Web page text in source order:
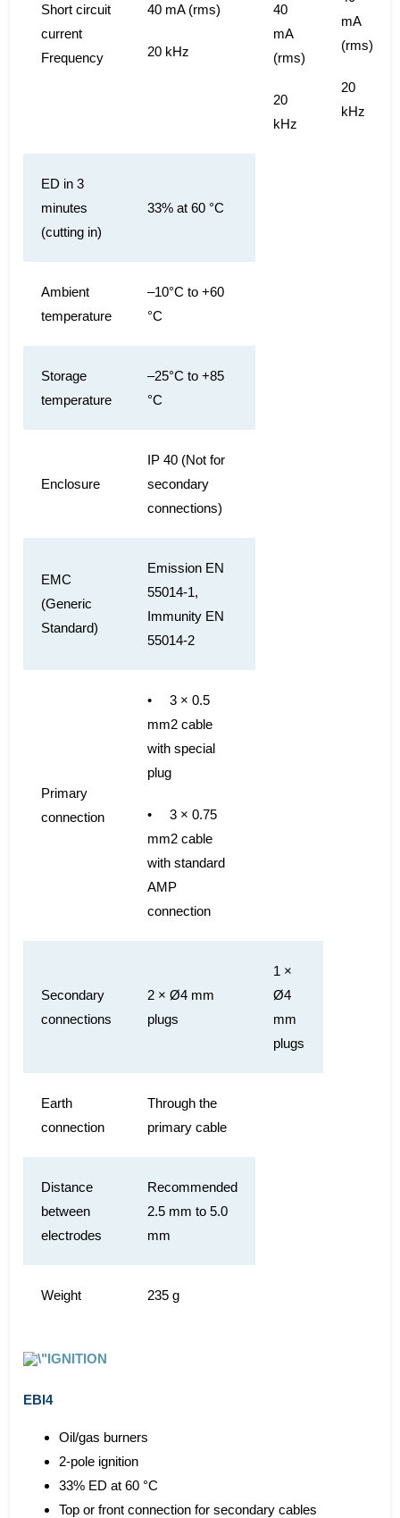
Short circuit
current
Frequency
40 mA (rms)
20 kHz
40
mA
(rms)
20
kHz
mA
(rms)
20
kHz
ED in 3
minutes
(cutting in)
33% at 60 °C
Ambient
temperature
–10°C to +60
°C
Storage
temperature
–25°C to +85
°C
Enclosure
IP 40 (Not for
secondary
connections)
EMC
(Generic
Standard)
Emission EN
55014-1,
Immunity EN
55014-2
Primary
connection
• 3 × 0.5
mm2 cable
with special
plug
• 3 × 0.75
mm2 cable
with standard
AMP
connection
Secondary
connections
2 × Ø4 mm
plugs
1 ×
Ø4
mm
plugs
Earth
connection
Through the
primary cable
Distance
between
electrodes
Recommended
2.5 mm to 5.0
mm
Weight 235 g
EBI4
Oil/gas burners
2-pole ignition
33% ED at 60 °C
Top or front connection for secondary cables